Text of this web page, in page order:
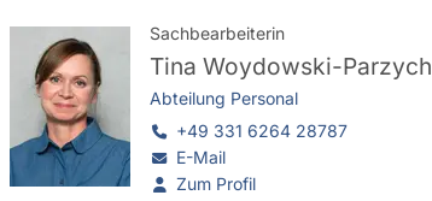
Sachbearbeiterin
Tina Woydowski-Parzych
Abteilung Personal
+49 331 6264 28787
E-Mail
Zum Profil